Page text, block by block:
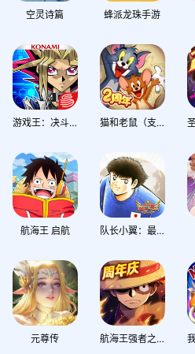
空灵诗篇 蜂派龙珠手游
游戏王：决斗链接 猫和老鼠（支持官服安卓/iOS账密+全渠道扫码）
航海王 启航 队长小翼：最强十一人
元尊传 航海王强者之路